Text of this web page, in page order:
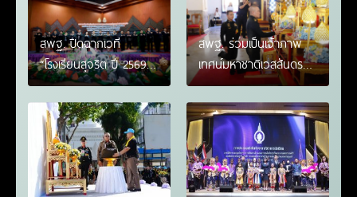
สพฐ. ปิดฉากเวที
“โรงเรียนสุจริต ปี 2569”
ระดับภูมิภาค จุดที่ 5
ภาคเหนือ เดินหน้าต่อย
อดผลงานสู่เวทีระดับ
ประเทศ
สพฐ. ร่วมเป็นเจ้าภาพ
เทศน์มหาชาติเวสสันดร
ชาดก กัณฑ์ที่ 10 สักกบร
รพกัณฑ์ที่ 11 มหาราช ณ
วัดมหาธาตุยุวรา
ชรังสฤษฎิ์
กรุงเทพมหานคร